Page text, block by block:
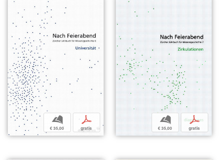
b
€ 35,00
p
gratis
b
€ 35,00
p
gratis